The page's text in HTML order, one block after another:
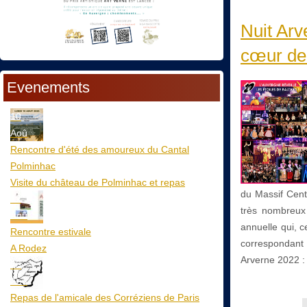
Evenements
10
Aoû
Rencontre d'été des amoureux du Cantal
Polminhac
Visite du château de Polminhac et repas
12
Aoû
Rencontre estivale
A Rodez
23
Aoû
Repas de l'amicale des Corréziens de Paris
Nuit
cœur
du Massif
très
annuelle qui,
Arverne 2022